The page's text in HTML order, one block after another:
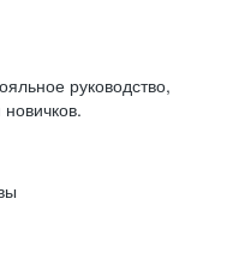
руководство,